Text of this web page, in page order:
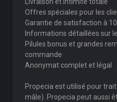
Offres spéciales pour les
Garantie de satisfaction à
Informations détaillées sur
Pilules bonus et grandes
commande
Anonymat complet et légal
Propecia est utilisé pour
mâle). Propecia peut aussi